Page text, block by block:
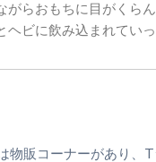
がらおもちに目がくら
ヘビに飲み込まれていっ
物販コーナーがあり、